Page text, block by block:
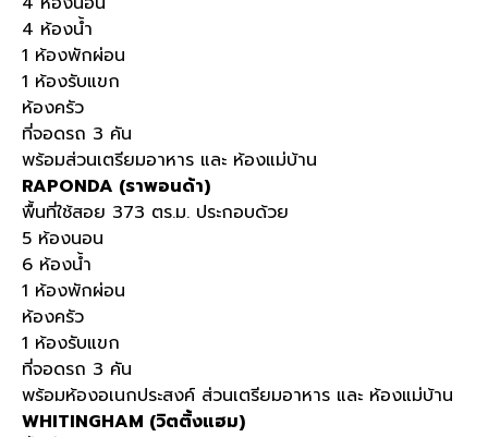
4 ห้องน้ำ
1 ห้องพักผ่อน
1 ห้องรับแขก
ห้องครัว
ที่จอดรถ 3 คัน
พร้อมส่วนเตรียมอาหาร และ ห้องแม่บ้าน
RAPONDA (ราพอนด้า)
พื้นที่ใช้สอย 373 ตร.ม. ประกอบด้วย
5 ห้องนอน
6 ห้องน้ำ
1 ห้องพักผ่อน
ห้องครัว
1 ห้องรับแขก
ที่จอดรถ 3 คัน
พร้อมห้องอเนกประสงค์ ส่วนเตรียมอาหาร และ ห้องแม่บ้าน
WHITINGHAM (วิตติ้งแฮม)